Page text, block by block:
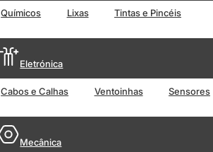
Químicos Lixas Tintas e Pincéis
Eletrónica
Cabos e Calhas Ventoinhas Sensores
Mecânica